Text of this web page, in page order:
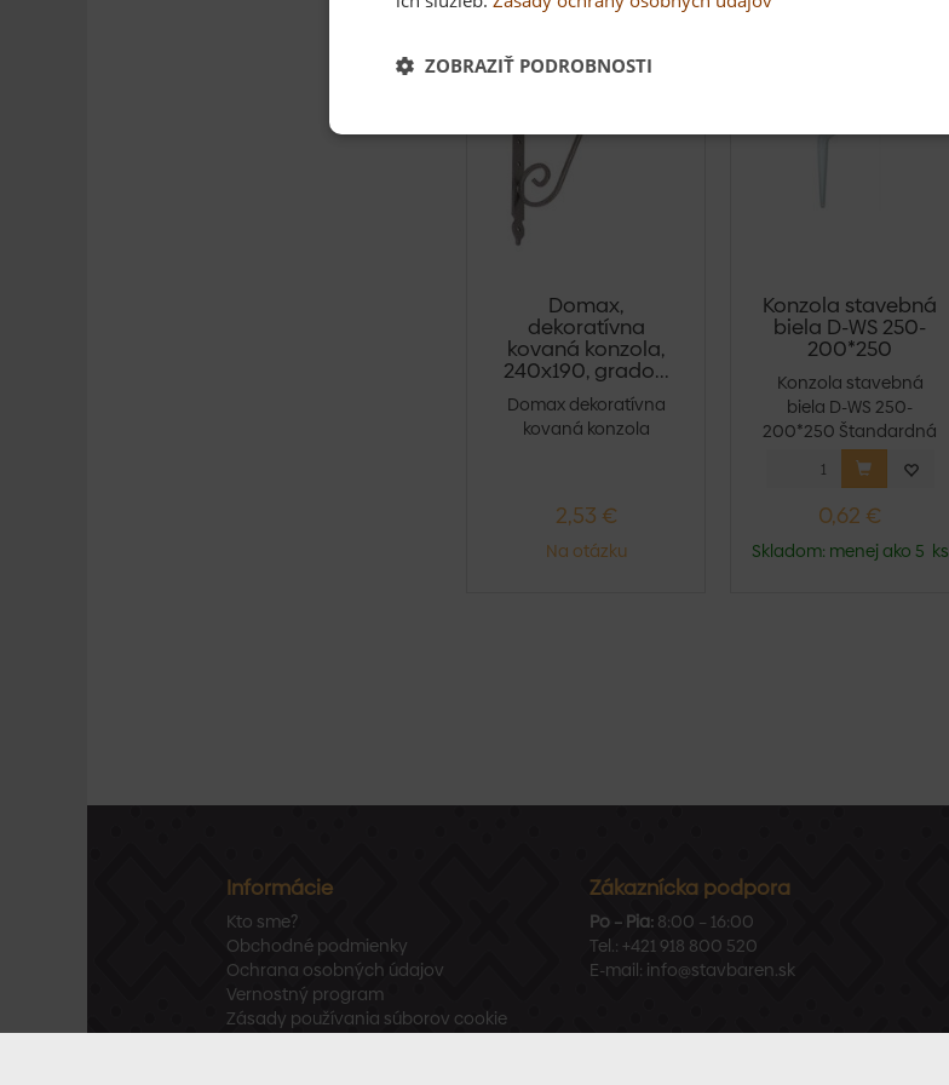
Domax,
dekoratívna
kovaná konzola,
240x190, grado...
Domax dekoratívna
kovaná konzola
2,53 €
Na otázku
Konzola stavebná
biela D-WS 250-
200*250
Konzola stavebná
biela D-WS 250-
200*250 Štandardná
verzia...
0,62 €
Skladom: menej ako 5 ks
Informácie
Kto sme?
Obchodné podmienky
Ochrana osobných údajov
Vernostný program
Zásady používania súborov cookie
Zákaznícka podpora
Po – Pia: 8:00 – 16:00
Tel.: +421 918 800 520
E-mail: info@stavbaren.sk
ZOBRAZIŤ PODROBNOSTI